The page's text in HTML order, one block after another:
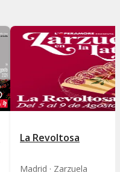
La Revoltosa
Madrid · Zarzuela